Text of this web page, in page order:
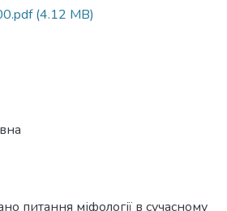
(4.12 MB)
питання міфології в сучасному